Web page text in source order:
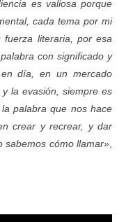
es valiosa porque
cada tema por mi
fuerza literaria, por esa
con significado y
día, en un mercado
la evasión, siempre es
palabra que nos hace
crear y recrear, y dar
sabemos cómo llamar»